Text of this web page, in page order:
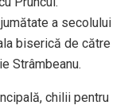
a secolului
biserică de către
Strâmbeanu.
chilii pentru